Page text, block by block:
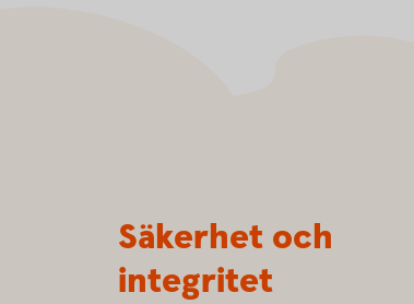
Säkerhet och
integritet